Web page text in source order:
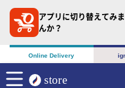
アプリに切り替えてみ
んか？
Online Delivery